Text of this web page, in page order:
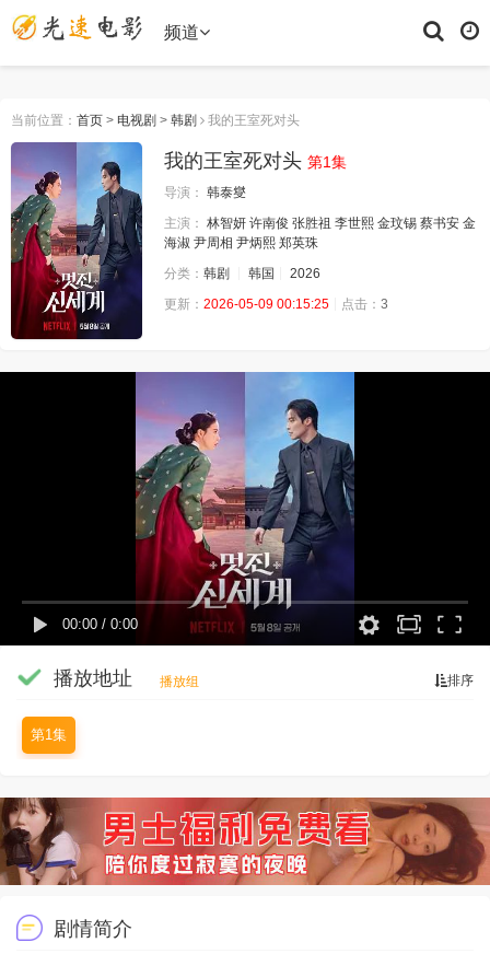
频道
当前位置： 首页 > 电视剧 > 韩剧 我的王室死对头
我的王室死对头 第1集
导演： 韩泰燮
主演： 林智妍 许南俊 张胜祖 李世熙 金玟锡 蔡书安 金
海淑 尹周相 尹炳熙 郑英珠
分类： 韩剧 韩国
2026
更新： 2026-05-09 00:15:25 点击： 3
00:00 / 0:00
排序
播放地址 播放组
第1集
剧情简介